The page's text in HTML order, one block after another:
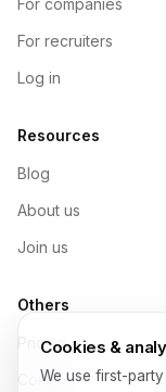
For companies
For recruiters
Log in
Resources
Blog
About us
Join us
Others
Pricing
Contact
Cookies &
We use first-